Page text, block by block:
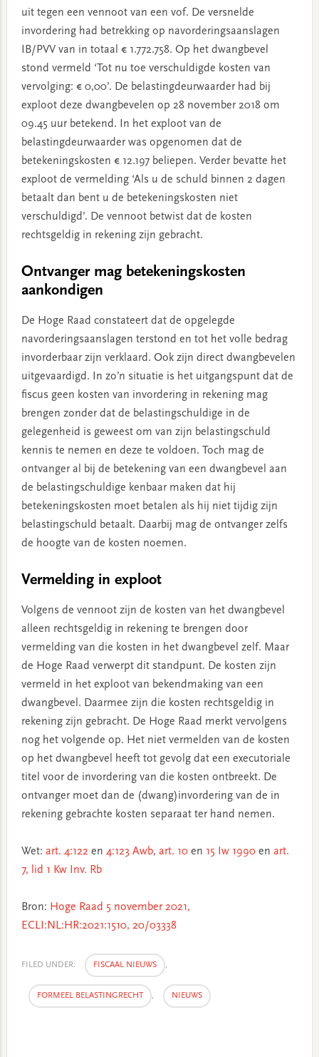
uit tegen een vennoot van een vof. De versnelde
invordering had betrekking op navorderingsaanslagen
IB/PVV van in totaal € 1.772.758. Op het dwangbevel
stond vermeld ‘Tot nu toe verschuldigde kosten van
vervolging: € 0,00’. De belastingdeurwaarder had bij
exploot deze dwangbevelen op 28 november 2018 om
09.45 uur betekend. In het exploot van de
belastingdeurwaarder was opgenomen dat de
betekeningskosten € 12.197 beliepen. Verder bevatte het
exploot de vermelding ‘Als u de schuld binnen 2 dagen
betaalt dan bent u de betekeningskosten niet
verschuldigd’. De vennoot betwist dat de kosten
rechtsgeldig in rekening zijn gebracht.
Ontvanger mag betekeningskosten
aankondigen
De Hoge Raad constateert dat de opgelegde
navorderingsaanslagen terstond en tot het volle bedrag
invorderbaar zijn verklaard. Ook zijn direct dwangbevelen
uitgevaardigd. In zo’n situatie is het uitgangspunt dat de
fiscus geen kosten van invordering in rekening mag
brengen zonder dat de belastingschuldige in de
gelegenheid is geweest om van zijn belastingschuld
kennis te nemen en deze te voldoen. Toch mag de
ontvanger al bij de betekening van een dwangbevel aan
de belastingschuldige kenbaar maken dat hij
betekeningskosten moet betalen als hij niet tijdig zijn
belastingschuld betaalt. Daarbij mag de ontvanger zelfs
de hoogte van de kosten noemen.
Vermelding in exploot
Volgens de vennoot zijn de kosten van het dwangbevel
alleen rechtsgeldig in rekening te brengen door
vermelding van die kosten in het dwangbevel zelf. Maar
de Hoge Raad verwerpt dit standpunt. De kosten zijn
vermeld in het exploot van bekendmaking van een
dwangbevel. Daarmee zijn die kosten rechtsgeldig in
rekening zijn gebracht. De Hoge Raad merkt vervolgens
nog het volgende op. Het niet vermelden van de kosten
op het dwangbevel heeft tot gevolg dat een executoriale
titel voor de invordering van die kosten ontbreekt. De
ontvanger moet dan de (dwang)invordering van de in
rekening gebrachte kosten separaat ter hand nemen.
Wet: art. 4:122 en 4:123 Awb, art. 10en 15 Iw 1990en art.
7, lid 1 Kw Inv. Rb
Bron: Hoge Raad 5 november 2021,
ECLI:NL:HR:2021:1510, 20/03338
FILED UNDER: FISCAAL NIEUWS ,
FORMEEL BELASTINGRECHT , NIEUWS